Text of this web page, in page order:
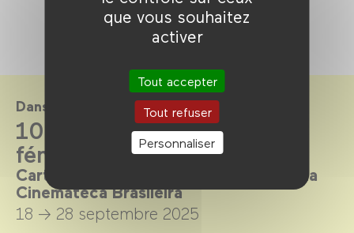
que vous souhaitez
activer
Tout accepter
Tout refuser
Personnaliser
Dans le cadre de
100% doc Brésil : regards
féminins
Carte blanche au Festival do Rio et à la
Cinemateca Brasileira
18 → 28 septembre 2025